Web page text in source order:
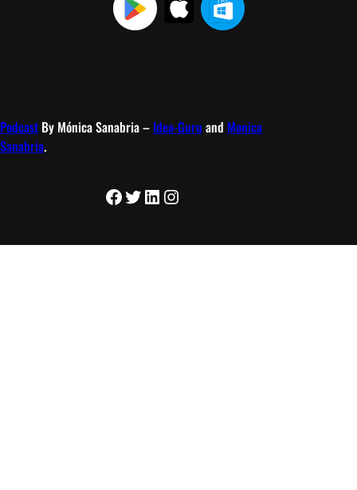
Podcast By Mónica Sanabria – Idea-Guru and Monica
Sanabria.
Facebook
Twitter
LinkedIn
Instagram